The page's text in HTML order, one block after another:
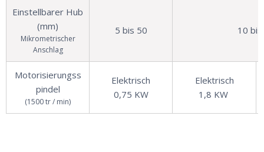
Einstellbarer Hub
(mm)
Mikrometrischer
Anschlag
5 bis 50 10
Motorisierungss
pindel
(1500 tr / min)
Elektrisch
0,75 KW
Elektrisch
1,8 KW